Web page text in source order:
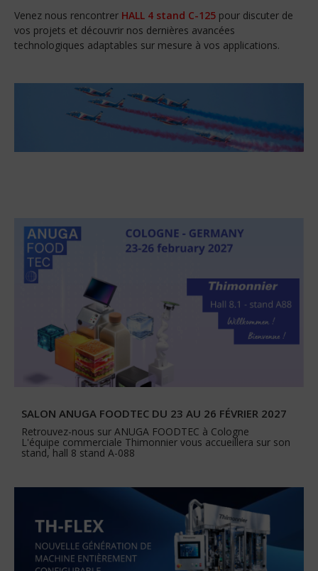
Venez nous rencontrer HALL 4 stand C-125 pour discuter de
vos projets et découvrir nos dernières avancées
technologiques adaptables sur mesure à vos applications.
SALON ANUGA FOODTEC DU 23 AU 26 FÉVRIER 2027
Retrouvez-nous sur ANUGA FOODTEC à Cologne
L'équipe commerciale Thimonnier vous accueillera sur son
stand, hall 8 stand A-088